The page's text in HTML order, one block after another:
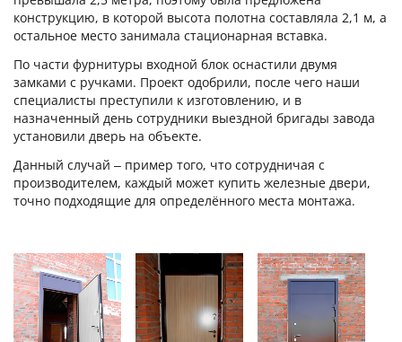
В общий коридор (22)
Для дачи (4)
Входные группы (24)
В лифтовые холлы (6)
Для котельной (5)
Для электрощитовой (6)
На этаж (10)
Для общественных зданий
(34)
ДВЕРИ ПО НАРУЖНОЙ ОТДЕЛКЕ
конструкцию, в которой высота полотна составляла 2,1 м, а
остальное место занимала стационарная вставка.
По части фурнитуры входной блок оснастили двумя
замками с ручками. Проект одобрили, после чего наши
специалисты преступили к изготовлению, и в
назначенный день сотрудники выездной бригады завода
установили дверь на объекте.
Данный случай – пример того, что сотрудничая с
производителем, каждый может купить железные двери,
точно подходящие для определённого места монтажа.